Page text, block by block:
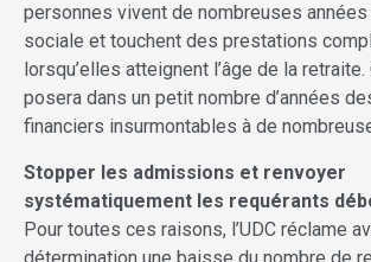
personnes vivent de nombreuses années
sociale et touchent des prestations
lorsqu’elles atteignent l’âge de la
posera dans un petit nombre d’années
financiers insurmontables à de
Stopper les admissions et renvoyer
systématiquement les requérants
Pour toutes ces raisons, l’UDC réclame